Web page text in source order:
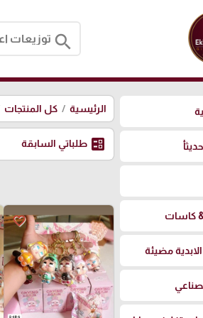
search
كاسات
مضيئة
الرئيسية كل المنتجات
ballot طلباتي السابقة
favorite_border